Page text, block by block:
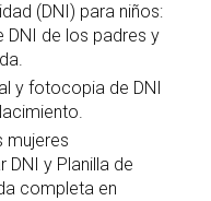
(DNI) para niños:
DNI de los padres y
y fotocopia de DNI
mujeres
DNI y Planilla de
completa en